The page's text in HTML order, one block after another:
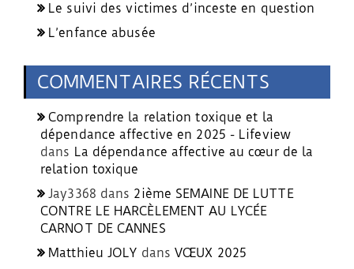
Le suivi des victimes d’inceste en question
L’enfance abusée
COMMENTAIRES RÉCENTS
Comprendre la relation toxique et la
dépendance affective en 2025 - Lifeview
dans La dépendance affective au cœur de la
relation toxique
Jay3368 dans 2ième SEMAINE DE LUTTE
CONTRE LE HARCÈLEMENT AU LYCÉE
CARNOT DE CANNES
Matthieu JOLY dansVŒUX 2025